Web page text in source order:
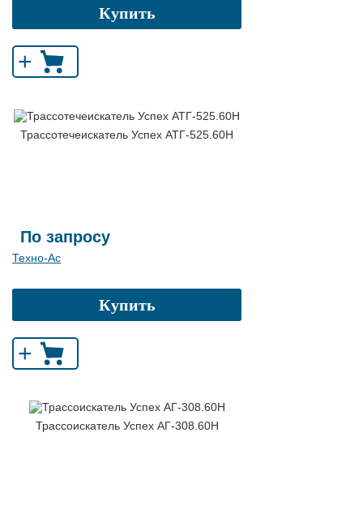
Купить
+
Трассотечеискатель Успех АТГ-525.60Н
По запросу
Техно-Ас
Купить
+
Трассоискатель Успех АГ-308.60Н